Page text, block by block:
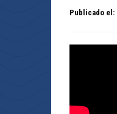
Publicado el: